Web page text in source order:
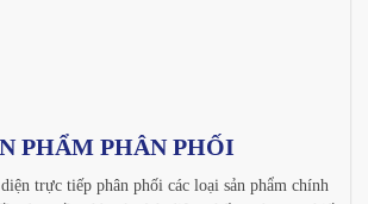
PHẨM PHÂN PHỐI
trực tiếp phân phối các loại sản phẩm chính